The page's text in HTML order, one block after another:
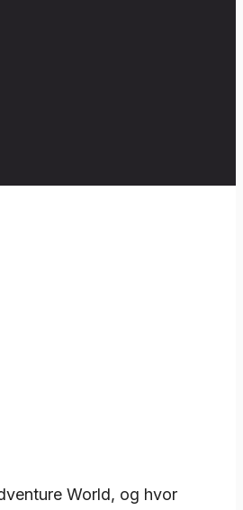
World, og hvor